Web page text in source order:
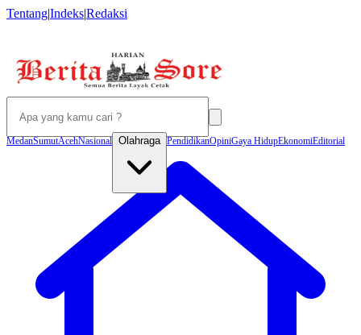
Tentang|Indeks|Redaksi
MedanSumutAcehNasional Olahraga PendidikanOpiniGaya HidupEkonomiEditorial